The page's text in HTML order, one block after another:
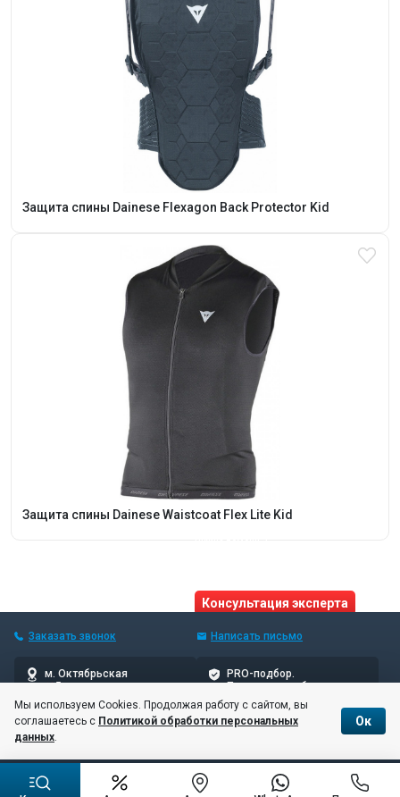
Защита спины Dainese Flexagon Back Protector Kid
Защита спины Dainese Waistcoat Flex Lite Kid
Консультация эксперта
Заказать звонок Написать письмо
м. Октябрьская
5 мин пешком
PRO-подбор.
Проверенные бренды
© 10баллов, 2006–2026
Соглашение об обработке и хранении персональных данных
Мы используем Cookies. Продолжая работу с сайтом, вы
соглашаетесь с Политикой обработки персональных
данных.
Ок